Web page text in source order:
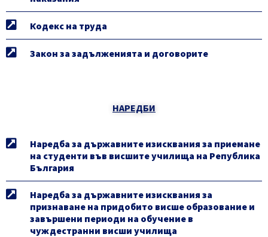
Кодекс на труда
Закон за задълженията и договорите
НАРЕДБИ
Наредба за държавните изисквания за приемане
на студенти във висшите училища на Република
България
Наредба за държавните изисквания за
признаване на придобито висше образование и
завършени периоди на обучение в
чуждестранни висши училища